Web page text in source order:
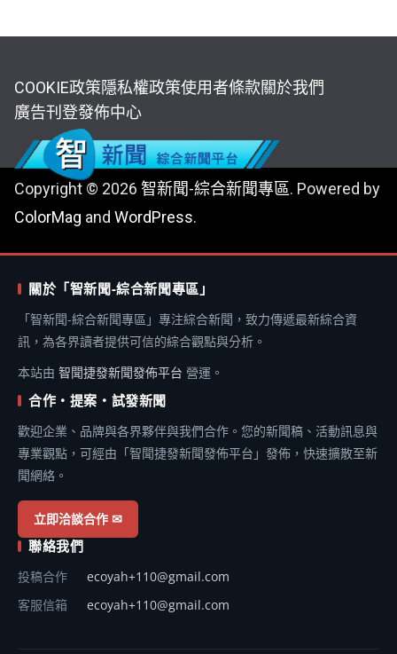
COOKIE政策隱私權政策使用者條款關於我們
廣告刊登發佈中心
Copyright © 2026 智新聞-綜合新聞專區. Powered by
ColorMag and WordPress.
關於「智新聞-綜合新聞專區」
「智新聞-綜合新聞專區」專注綜合新聞，致力傳遞最新綜合資
訊，為各界讀者提供可信的綜合觀點與分析。
本站由 智聞捷發新聞發佈平台 營運。
合作・提案・試發新聞
歡迎企業、品牌與各界夥伴與我們合作。您的新聞稿、活動訊息與
專業觀點，可經由「智聞捷發新聞發佈平台」發佈，快速擴散至新
聞網絡。
立即洽談合作 ✉
聯絡我們
投稿合作
ecoyah+110@gmail.com
客服信箱
ecoyah+110@gmail.com